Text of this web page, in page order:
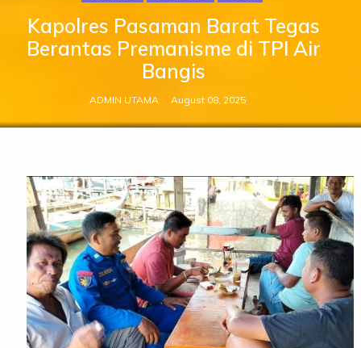
Kapolres Pasaman Barat Tegas
Berantas Premanisme di TPI Air
Bangis
ADMIN UTAMA August 08, 2025